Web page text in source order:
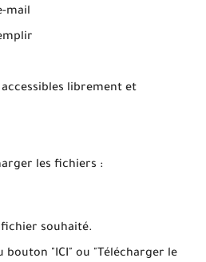
mail
librement et
les fichiers :
fichier souhaité.
bouton "ICI" ou "Télécharger le